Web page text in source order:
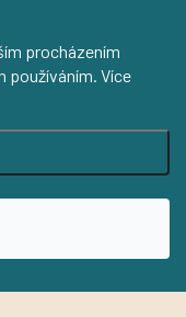
procházením
používáním. Více
práva vyhrazena.